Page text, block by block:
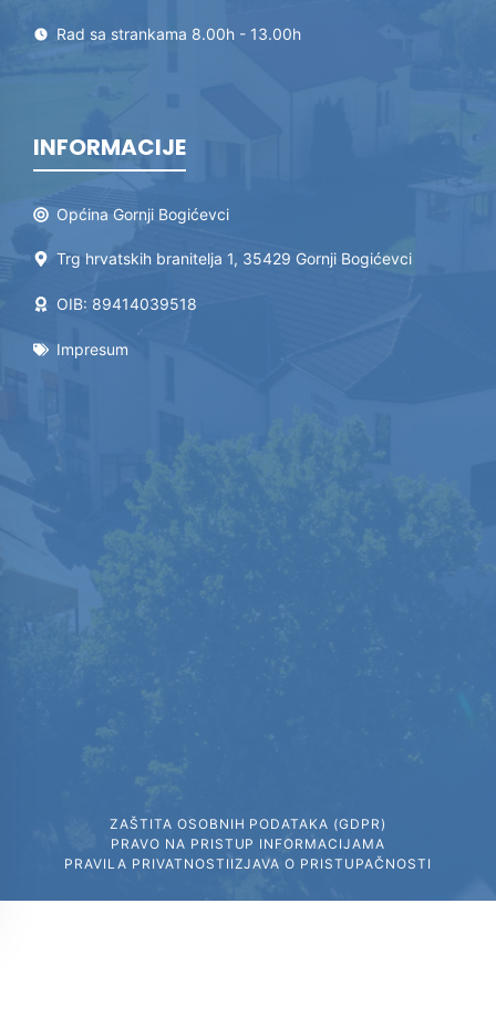
Rad sa strankama 8.00h - 13.00h
INFORMACIJE
Općina Gornji Bogićevci
Trg hrvatskih branitelja 1, 35429 Gornji Bogićevci
OIB: 89414039518
Impresum
ZAŠTITA OSOBNIH PODATAKA (GDPR)
PRAVO NA PRISTUP INFORMACIJAMA
PRAVILA PRIVATNOSTI IZJAVA O PRISTUPAČNOSTI